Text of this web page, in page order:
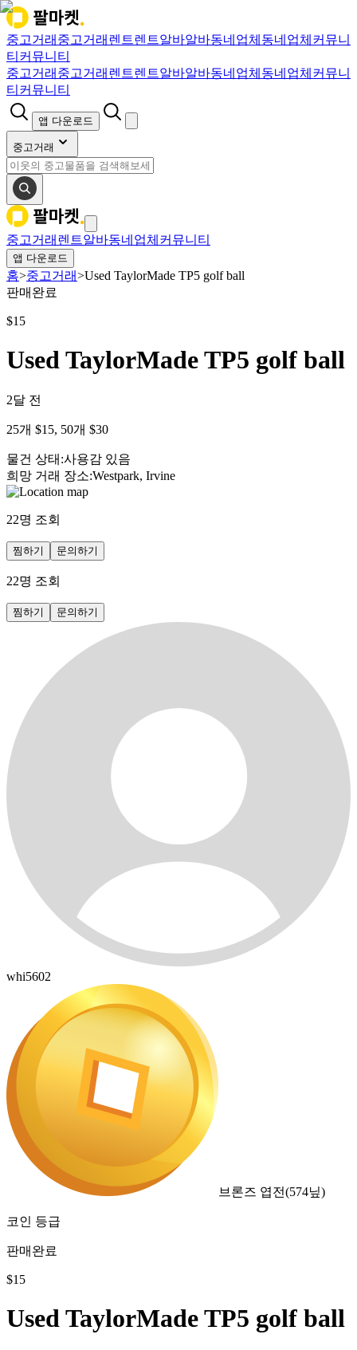
중고거래 중고거래 렌트렌트알바알바동네업체 동네업체 커뮤니
티 커뮤니티
중고거래 중고거래 렌트렌트알바알바동네업체 동네업체 커뮤니
티 커뮤니티
앱 다운로드
중고거래
중고거래 렌트알바동네업체 커뮤니티
앱 다운로드
홈>중고거래>Used TaylorMade TP5 golf ball
판매완료
$15
Used TaylorMade TP5 golf ball
2달 전
25개 $15, 50개 $30
물건 상태 :사용감 있음
희망 거래 장소:Westpark, Irvine
22명 조회
찜하기 문의하기
22명 조회
찜하기 문의하기
whi5602
브론즈 엽전(574닢)
코인 등급
판매완료
$15
Used TaylorMade TP5 golf ball